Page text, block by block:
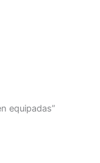
equipadas”